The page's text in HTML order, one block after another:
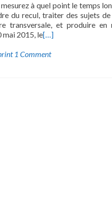
à quel point le temps
du recul, traiter des sujets
transversale, et produire en
mai 2015, le[…]
1 Comment